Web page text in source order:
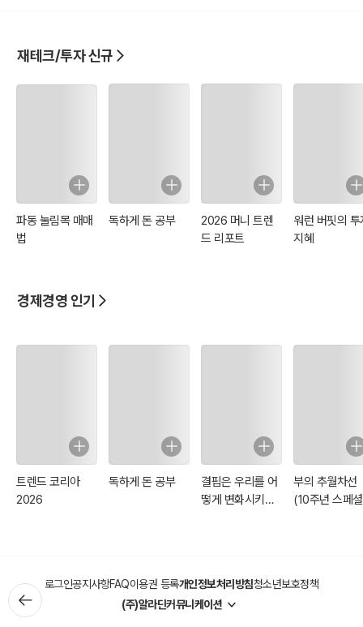
재테크/투자 신규
파동 눌림목 매매
법
독하게 돈 공부
2026 머니 트렌
드 리포트
워런 버핏의 투
지혜
경제경영 인기
트렌드 코리아
2026
독하게 돈 공부
결핍은 우리를 어
떻게 변화시키는
부의 추월차선
(10주년 스페셜
로그인공지사항FAQ이용권 등록개인정보처리방침청소년보호정책
(주)알라딘커뮤니케이션